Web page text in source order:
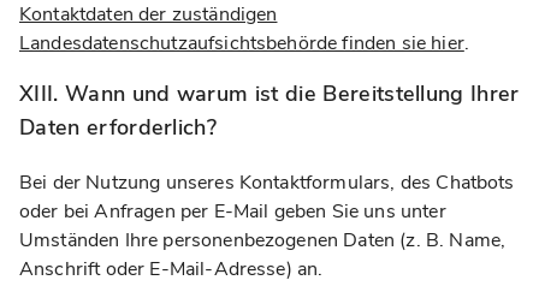
Kontaktdaten der zuständigen
Landesdatenschutzaufsichtsbehörde finden sie hier.
XIII. Wann und warum ist die Bereitstellung Ihrer
Daten erforderlich?
Bei der Nutzung unseres Kontaktformulars, des Chatbots
oder bei Anfragen per E-Mail geben Sie uns unter
Umständen Ihre personenbezogenen Daten (z. B. Name,
Anschrift oder E-Mail-Adresse) an.